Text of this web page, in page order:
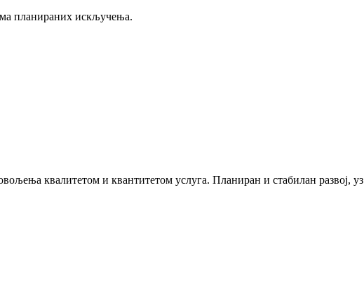
планираних искључења.
квалитетом и квантитетом услуга. Планиран и стабилан развој,